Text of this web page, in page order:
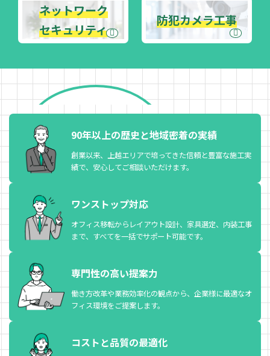
ネットワーク
セキュリティ
防犯カメラ工事
90年以上の歴史と地域密着の実績
創業以来、上越エリアで培ってきた信頼と豊富な施工実
績で、安心してご相談いただけます。
ワンストップ対応
オフィス移転からレイアウト設計、家具選定、内装工事
まで、すべてを一括でサポート可能です。
専門性の高い提案力
働き方改革や業務効率化の観点から、企業様に最適なオ
フィス環境をご提案します。
コストと品質の最適化
施工事例
会社案内
代表メッセージ・経営理念
会社概要・沿革
アクセス
採用情報
採用情報 TOP
新卒採用募集情報
一般採用募集情報